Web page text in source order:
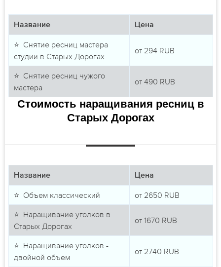
Название Цена
⭐ Снятие ресниц мастера
студии в Старых Дорогах
от 294 RUB
⭐ Снятие ресниц чужого
мастера
от 490 RUB
Стоимость наращивания ресниц в
Старых Дорогах
Название Цена
⭐ Объем классический от 2650 RUB
⭐ Наращивание уголков в
Старых Дорогах
от 1670 RUB
⭐ Наращивание уголков -
двойной объем
от 2740 RUB